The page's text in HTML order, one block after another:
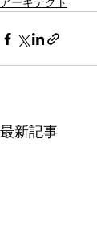
最新記事